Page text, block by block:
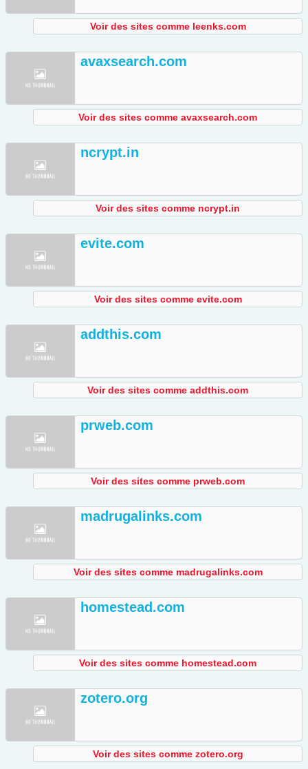
Voir des sites comme leenks.com
avaxsearch.com
Voir des sites comme avaxsearch.com
ncrypt.in
Voir des sites comme ncrypt.in
evite.com
Voir des sites comme evite.com
addthis.com
Voir des sites comme addthis.com
prweb.com
Voir des sites comme prweb.com
madrugalinks.com
Voir des sites comme madrugalinks.com
homestead.com
Voir des sites comme homestead.com
zotero.org
Voir des sites comme zotero.org